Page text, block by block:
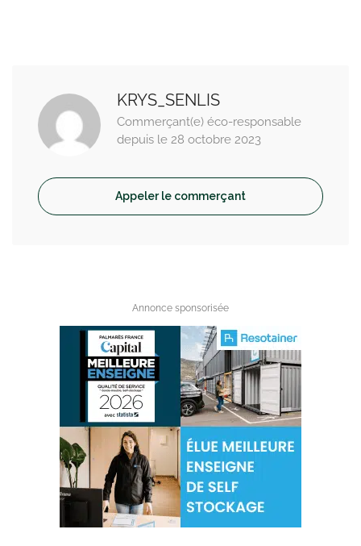
KRYS_SENLIS
Commerçant(e) éco-responsable
depuis le 28 octobre 2023
Appeler le commerçant
Annonce sponsorisée